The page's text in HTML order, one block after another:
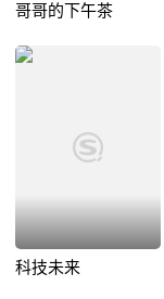
哥哥的下午茶
科技未来